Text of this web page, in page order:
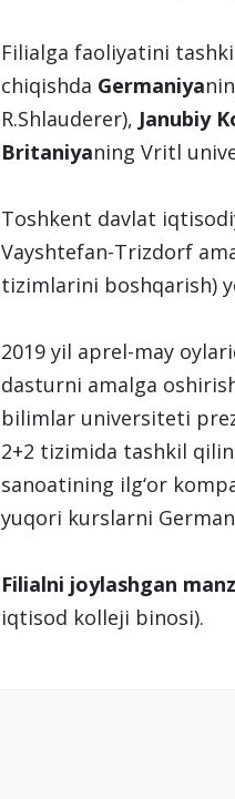
Filialga faoliyatini
chiqishda Germaniya
R.Shlauderer), Janubiy
Britaniyaning Vritl
Toshkent davlat
Vayshtefan-Trizdorf
tizimlarini boshqarish)
2019 yil aprel-may
dasturni amalga
bilimlar universiteti
2+2 tizimida tashkil
sanoatining ilg‘or
yuqori kurslarni
Filialni joylashgan
iqtisod kolleji binosi).